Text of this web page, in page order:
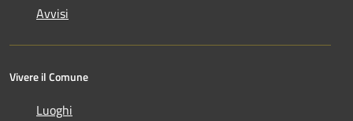
Avvisi
Vivere il Comune
Luoghi